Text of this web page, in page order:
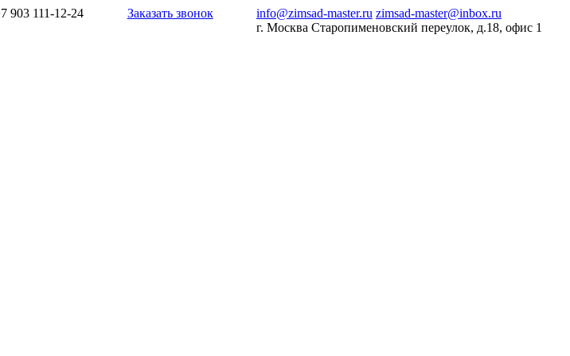
903 111-12-24 Заказать звонок info@zimsad-master.ru zimsad-master@inbox.ru
г. Москва Старопименовский переулок, д.18, офис 1